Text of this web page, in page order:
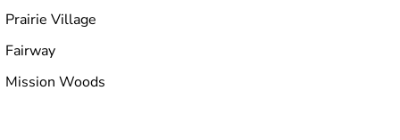
Prairie Village
Fairway
Mission Woods